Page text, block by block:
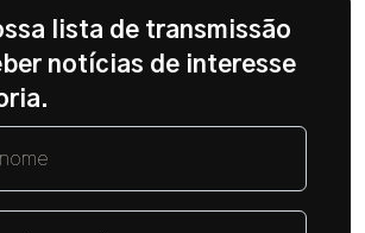
lista de transmissão
notícias de interesse